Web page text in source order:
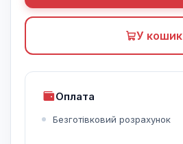
У кошик
Оплата
Безготівковий розрахунок